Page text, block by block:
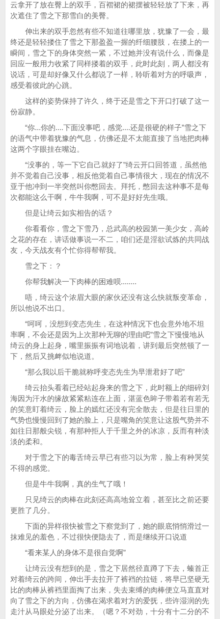
云拿开了放在臀上的双手，百褶裙的裙摆被轻轻放了下来，再
次遮住了雪之下那雪白的美臀。
伸出来的双手忽然有些不知道往哪里放，犹豫了一会，最
终还是轻轻搂住了雪之下那盈盈一握的纤细腰肢，在搂上的一
瞬间，雪之下的身体突然一紧，不过她并没有说什么，而像是
回应一般用力收紧了同样搂着的双手，此时此刻，两人都没有
说话，可是却好像又什么都说了一样，聆听着对方的呼吸声，
感受着彼此的心跳。
这样的姿势保持了许久，终于还是雪之下开口打破了这一
份寂静。
“你...你的....下面没事吧，感觉....还是很硬的样子”雪之下
的语气中带着犹豫的气息，仿佛还是不太能直接了当地把肉棒
这两个字眼挂在嘴边。
“没事的，等一下它自己就好了”绮云开口回答道，虽然他
并不觉着自己没事，相反他觉着自己事情很大，现在的情况不
亚于他冲到一半突然叫你憋回去。拜托，憋回去这种事不是每
次都能这么干啊，牛牛我啊，可不是好好先生哦。
但是让绮云如实相告的话？
你看看你，雪之下雪乃，总武高的校园第一美少女，高岭
之花的存在，讲话做事说一不二，咱们还是淫欲试炼的共同战
友，今天战友有个忙你得帮帮我。
雪之下：？
你帮我解决一下肉棒的困难呗........
唔，绮云这个浓眉大眼的家伙还没有这么快就叛变革命，
所以他说不出口。
“呵呵，没想到变态先生，在这种情况下也会意外地不坦
率啊，不会还是因为上次那种无聊的理由吧”雪之下慢慢地从
绮云的身上起身，嘴里振振有词地说着，讲到最后突然顿了一
下，然后又挑衅似地说道。
“那么我以后干脆就称呼变态先生为早泄君好了吧”
绮云抬头看着已经站起身来的雪之下，此时额上的细碎刘
海因为汗水的缘故紧紧粘连在上面，湛蓝色眸子带着若有若无
的笑意盯着绮云，脸上的嫣红还没有完全散去，但是往日里的
气势也慢慢回到了她的脸上，只是嘴角的笑意让这股气势并不
如往日那般尖锐，有那种拒人于千里之外的冰凉，反而有种淡
淡的柔和。
对于雪之下的毒舌绮云早已有些习以为常，脸上有种哭笑
不得的感觉。
但是牛牛我啊，真的生气了哦！
只见绮云的肉棒在此刻还高高地耸立着，甚至比之前还要
更胜了几分。
下面的异样很快被雪之下察觉到了，她的眼底悄悄滑过一
抹难见的羞色，不过很快便隐去了，而是继续开口说道
“看来某人的身体不是很自觉啊”
让绮云没有想到的是，雪之下居然径直蹲了下去，螓首正
对着绮云的跨间，伸出手去拉开了裤裆的拉链，将早已坚硬无
比的肉棒从裤裆里面掏了出来，失去束缚的肉棒便立马直直对
向了雪之下的方向，仿佛在渴求着对方的爱抚，些许湿润的先
走汁从马眼处分泌了出来。（嗯？不对劲，十分有十二分的不